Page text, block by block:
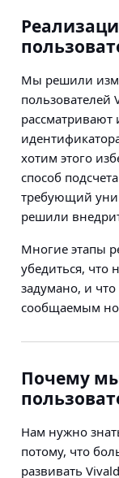
Мы решили
пользователей
рассматривают
хотим этого
способ
требующий
решили
Многие этапы
убедиться, что
задумано, и
сообщаемым
Почему
Нам нужно
потому, что
развивать